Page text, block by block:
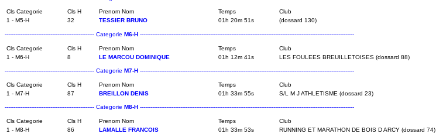
Cls Categorie Cls H Prenom Nom Temps
Club
1 - M5-H
32 TESSIER BRUNO 01h 20m 51s (dossard 130)
--------------------------------------------------- Categorie M6-H --------------------------------------------------------------------------------------------------------------------------
Cls Categorie Cls H Prenom Nom Temps
Club
1 - M6-H
8 LE MARCOU DOMINIQUE 01h 12m 41s LES FOULEES BREUILLETOISES (dossard 88)
--------------------------------------------------- Categorie M7-H --------------------------------------------------------------------------------------------------------------------------
Cls Categorie Cls H Prenom Nom Temps
Club
1 - M7-H
87 BREILLON DENIS 01h 33m 55s S/L M J ATHLETISME (dossard 23)
--------------------------------------------------- Categorie M8-H --------------------------------------------------------------------------------------------------------------------------
Cls Categorie Cls H Prenom Nom Temps
Club
1 - M8-H
86 LAMALLE FRANCOIS 01h 33m 53s RUNNING ET MARATHON DE BOIS D ARCY (dossard 74)